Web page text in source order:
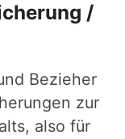
/
Bezieher
zur
also für